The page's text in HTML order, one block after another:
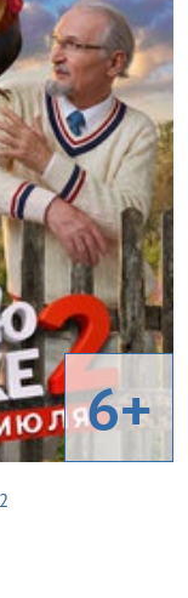
6+